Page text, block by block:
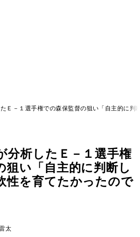
Ｅ－１選手権での森保監督の狙い「自主的に判
分析したＥ－１選手権
狙い「自主的に判断し
性を育てたかったので
太